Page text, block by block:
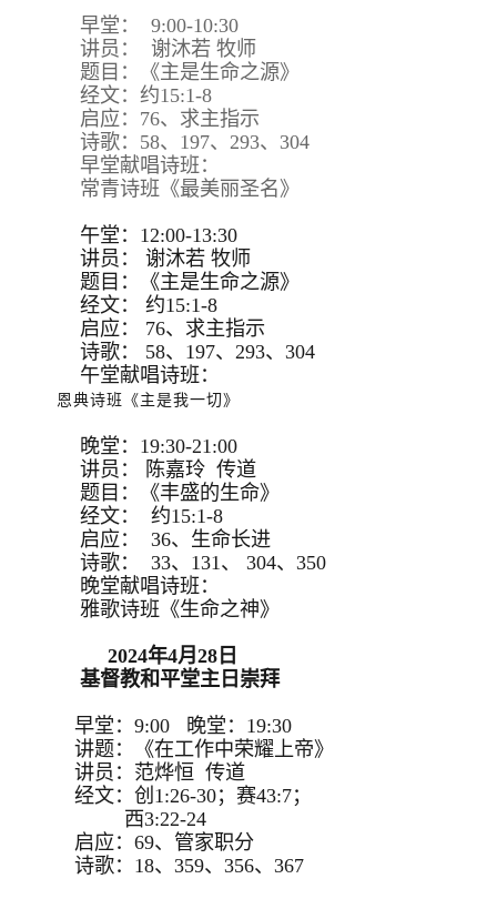
早堂： 9:00-10:30
讲员： 谢沐若 牧师
题目：《主是生命之源》
经文：约15:1-8
启应：76、求主指示
诗歌：58、197、293、304
早堂献唱诗班：
常青诗班《最美丽圣名》
午堂：12:00-13:30
讲员：
谢沐若 牧师
题目：
《主是生命之源》
经文：
约15:1-8
启应：
76、求主指示
诗歌：
58、197、293、 304
午堂献唱诗班：
恩典诗班《主是我一切》
晚堂：19:30-21:00
讲员： 陈嘉玲 传道
题目：《丰盛的生命》
经文： 约15:1-8
启应： 36、生命长进
诗歌： 33、131、 304、350
晚堂献唱诗班：
雅歌诗班《生命之神》
2024年4月28日
基督教和平堂主日崇拜
早堂：9:00 晚堂：19:30
讲题：《在工作中荣耀上帝》
讲员：范烨恒 传道
经文：创1:26-30；赛43:7；
西3:22-24
启应：69、管家职分
诗歌：18、359、356、367